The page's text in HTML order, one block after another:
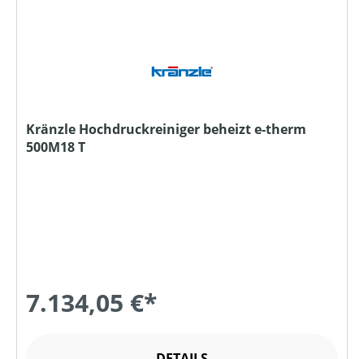
Kränzle Hochdruckreiniger beheizt e-therm
500M18 T
7.134,05 €*